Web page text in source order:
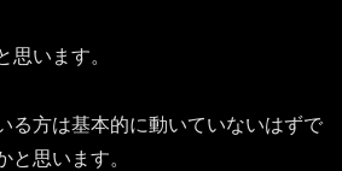
思います。
る方は基本的に動いていないはずで
と思います。